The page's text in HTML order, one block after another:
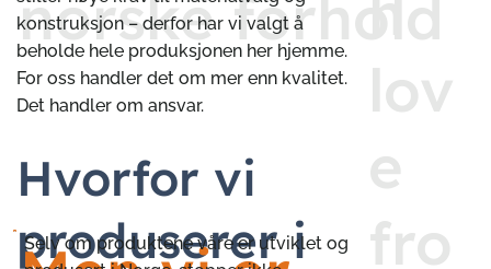
norske forhold
konstruksjon – derfor har vi valgt å
beholde hele produksjonen her hjemme.
For oss handler det om mer enn kvalitet.
Det handler om ansvar.
Hvorfor vi
produserer i
lov
e
fro
Selv om produktene våre er utviklet og